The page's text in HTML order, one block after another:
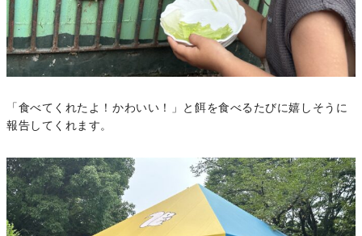
「食べてくれたよ！かわいい！」と餌を食べるたびに嬉しそうに
報告してくれます。